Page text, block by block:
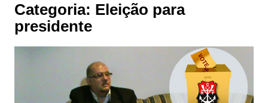
Categoria: Eleição para
presidente